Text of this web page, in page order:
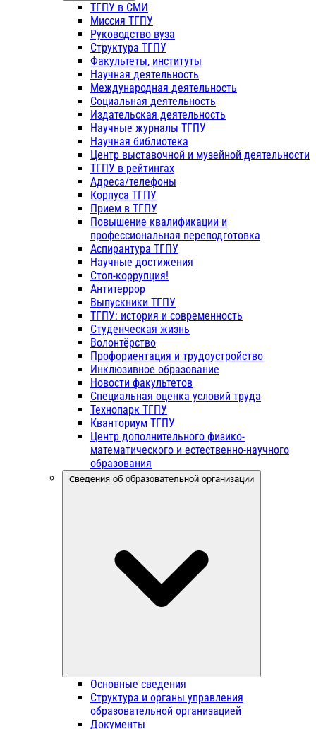
ТГПУ в СМИ
Миссия ТГПУ
Руководство вуза
Структура ТГПУ
Факультеты, институты
Научная деятельность
Международная деятельность
Социальная деятельность
Издательская деятельность
Научные журналы ТГПУ
Научная библиотека
Центр выставочной и музейной деятельности
ТГПУ в рейтингах
Адреса/телефоны
Корпуса ТГПУ
Прием в ТГПУ
Повышение квалификации и
профессиональная переподготовка
Аспирантура ТГПУ
Научные достижения
Стоп-коррупция!
Антитеррор
Выпускники ТГПУ
ТГПУ: история и современность
Студенческая жизнь
Волонтёрство
Профориентация и трудоустройство
Инклюзивное образование
Новости факультетов
Специальная оценка условий труда
Технопарк ТГПУ
Кванториум ТГПУ
Центр дополнительного физико-
математического и естественно-научного
образования
Сведения об образовательной организации
Основные сведения
Структура и органы управления
образовательной организацией
Документы